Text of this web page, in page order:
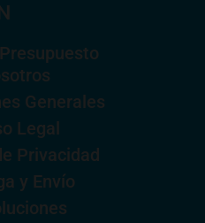
Generales
Legal
Privacidad
y Envío